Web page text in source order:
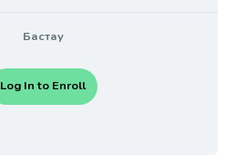
Бастау
Log In to Enroll